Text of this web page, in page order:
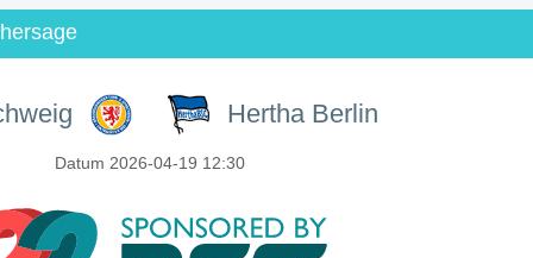
Hertha Berlin
Datum 2026-04-19 12:30